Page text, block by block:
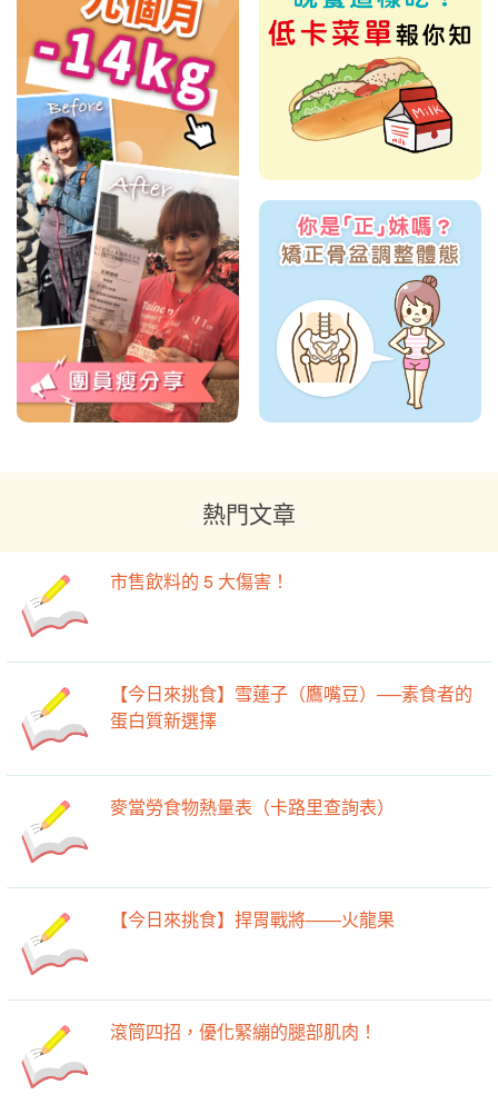
熱門文章
市售飲料的 5 大傷害！
【今日來挑食】雪蓮子（鷹嘴豆）──素食者的
蛋白質新選擇
麥當勞食物熱量表（卡路里查詢表）
【今日來挑食】捍胃戰將——火龍果
滾筒四招，優化緊繃的腿部肌肉！